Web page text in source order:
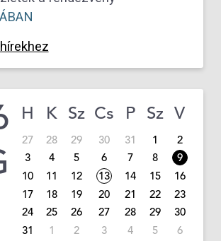
H K Sz Cs P Sz V
27 28 29 30 31 1
2
3
4 5 6 7 8
9
10
11 12 13 14 15
16
17
18 19 20 21 22
23
24
25 26 27 28 29
30
31
1 2 3 4 5 6